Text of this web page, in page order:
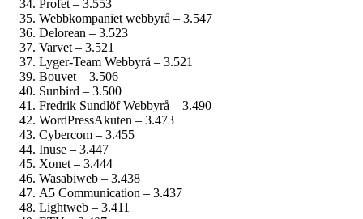
Profet – 3.553
Webbkompaniet webbyrå – 3.547
Delorean – 3.523
Varvet – 3.521
Lyger-Team Webbyrå – 3.521
Bouvet – 3.506
Sunbird – 3.500
Fredrik Sundlöf Webbyrå – 3.490
WordPressAkuten – 3.473
Cybercom – 3.455
Inuse – 3.447
Xonet – 3.444
Wasabiweb – 3.438
A5 Communication – 3.437
Lightweb – 3.411